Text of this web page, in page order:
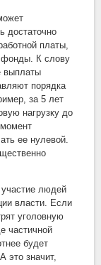
достаточно
платы,
фонды. К слову
выплаты
порядка
за 5 лет
нагрузку до
ее нулевой.
людей
власти. Если
уголовную
частичной
будет
это значит,